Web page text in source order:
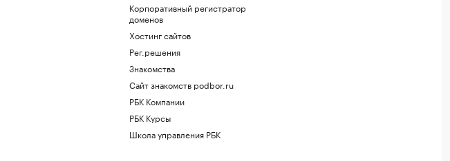
Корпоративный регистратор
доменов
Хостинг сайтов
Рег.решения
Знакомства
Сайт знакомств podbor.ru
РБК Компании
РБК Курсы
Школа управления РБК